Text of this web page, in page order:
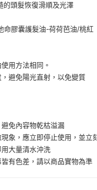
的頭髮恢復滑順及光澤
命膠囊護髮油-荷荷芭油/桃紅
用方法相同。
避免陽光直射，以免變質
免內容物乾枯溢漏
象，應立即停止使用，並立
大量清水沖洗
有色差，請以商品實物為準